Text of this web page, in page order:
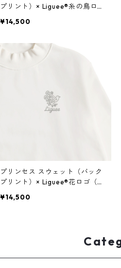
プリント）× Liguee®️糸の鳥ロゴ
¥14,500
プリンセス スウェット（バック
プリント）× Liguee®️花ロゴ（刺
¥14,500